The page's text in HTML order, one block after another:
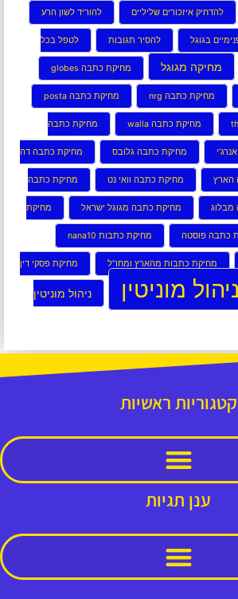
להדחיק איזכורים שליליים להוריד לשון הרע
בגוגל להסיר תגובות לטפל בכל
מחיקה מגוגל מחיקת כתבה globes
מחיקת כתבה nrg מחיקת כתבה posta
מחיקת כתבה walla מחיקת כתבה
מחיקת כתבה גלובס מחיקת כתבה דה
הארץ מחיקת כתבה וואי נט מחיקת כתבה
מבלוג מחיקת כתבה מגוגל ישראל מחיקת
כתבה פוסטה מחיקת כתבות nana10
מחיקת כתבות מהארץ ומחו”ל מחיקת פסקי דין
ניהול מוניטין ניהול מוניטין
קטגוריות ראשיות
ענן תגיות